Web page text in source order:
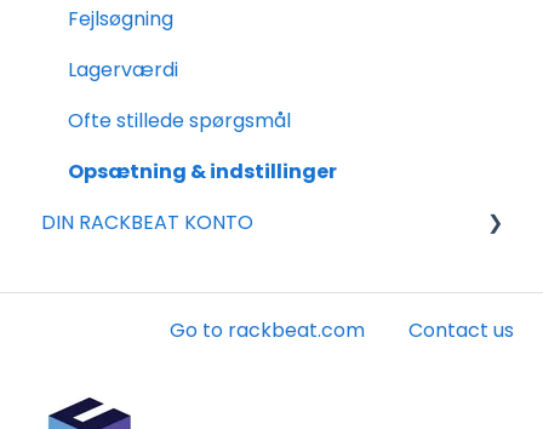
Varer
Indkøb
Rapportering
Ofte stillede spørgsmål
Shopify
Woocommerce
Shipmondo
Webshipper
Dinero
Fejlsøgning
Lagerværdi
Ofte stillede spørgsmål
Opsætning & indstillinger
DIN RACKBEAT KONTO
Go to rackbeat.com Contact us